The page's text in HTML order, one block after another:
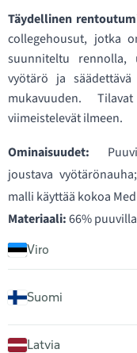
Täydellinen
collegehousut, jotka
suunniteltu rennolla,
vyötärö ja
mukavuuden.
viimeistelevät ilmeen.
Ominaisuudet:
joustava
malli käyttää kokoa
Materiaali:66%
Viro
Suomi
Latvia